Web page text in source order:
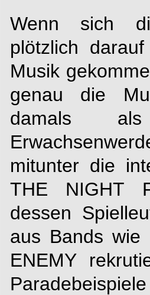
Wenn sich
plötzlich
Musik
genau die
damals
mitunter die
THE NIGHT
dessen
aus Bands wie
ENEMY